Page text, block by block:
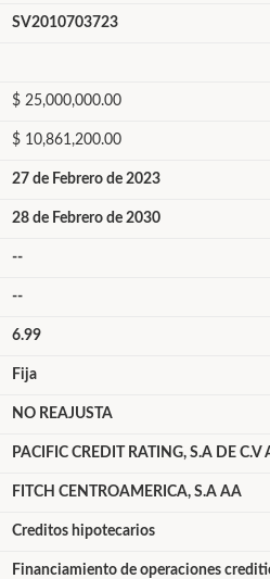
SV2010703723
$ 25,000,000.00
$ 10,861,200.00
27 de Febrero de 2023
28 de Febrero de 2030
--
--
6.99
Fija
NO REAJUSTA
PACIFIC CREDIT RATING, S.A DE C.V
FITCH CENTROAMERICA, S.A AA
Creditos hipotecarios
Financiamiento de operaciones